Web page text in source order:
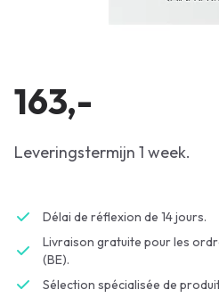
163,-
Leveringstermijn 1 week.
Délai de réflexion de 14 jours.
Livraison gratuite pour les
(BE).
Sélection spécialisée de